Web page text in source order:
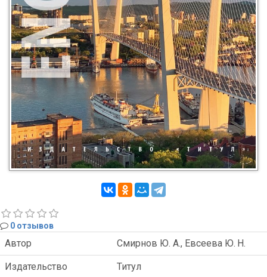
0 отзывов
Автор Смирнов Ю. А., Евсеева Ю. Н.
Издательство Титул